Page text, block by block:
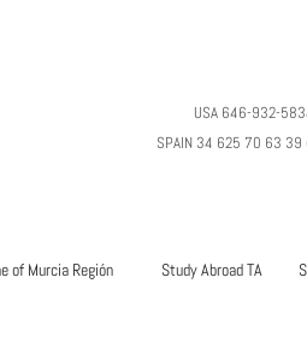
USA 646-932-
SPAIN 34 625 70 63 39
of Murcia Región Study Abroad TA